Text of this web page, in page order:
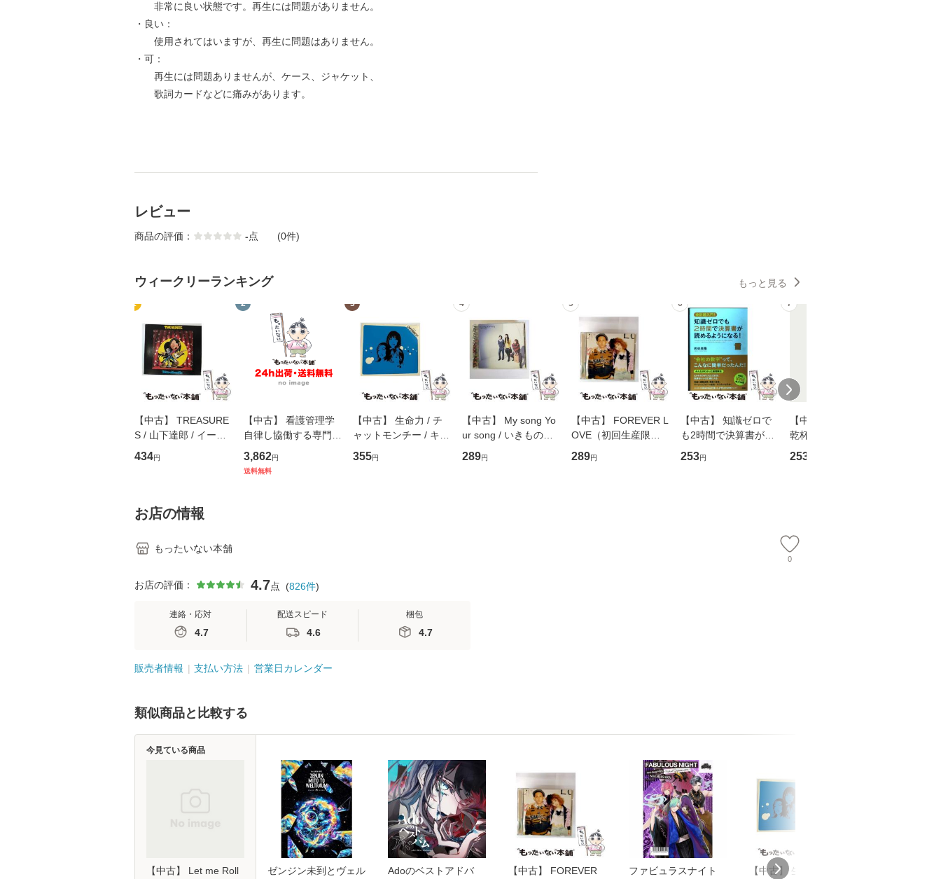
非常に良い状態です。再生には問題がありません。
・良い：
使用されてはいますが、再生に問題はありません。
・可：
再生には問題ありませんが、ケース、ジャケット、
歌詞カードなどに痛みがあります。
レビュー
商品の評価： -点 (0件)
ウィークリーランキング もっと見る
1
【中古】 TREASURE
S / 山下達郎 / イース
トウエスト・ジャパン
[CD]【メール便送料無
434円
2
【中古】 看護管理学
自律し協働する専門職
の看護マネジメントス
キル 改訂第3版 (看護
3,862円
送料無料
3
【中古】 生命力 / チ
ャットモンチー / キュ
ーンレコード [CD]
【メール便送料無料】
355円
4
【中古】 My song Yo
ur song / いきものが
かり / [CD]【メール便
送料無料】
289円
5
【中古】 FOREVER L
OVE（初回生産限定
盤） / 清水翔太×加藤
ミリヤ / [CD]【メール
289円
6
【中古】 知識ゼロで
も2時間で決算書が読
めるようになる！ 会
計超入門！ / 佐伯 良
253円
7
【中古】 ウインクで
乾杯 (ノン・ポシェッ
ト) / 東野圭吾 / 祥伝
253
お店の情報
もったいない本舗
0
お店の評価： 4.7点 (826件)
連絡・応対
4.7
配送スピード
4.6
梱包
4.7
販売者情報 支払い方法 営業日カレンダー
類似商品と比較する
【中古】 Let me Roll
今見ている商品
ゼンジン未到とヴェル Adoのベストアドバ 【中古】 FOREVER ファビュラスナイト 【中古】 生命力 / チ